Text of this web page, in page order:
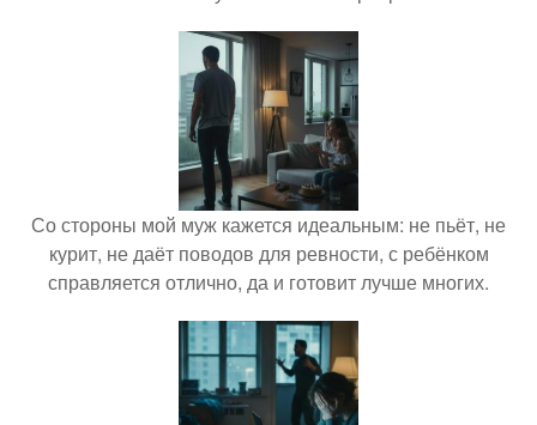
Со стороны мой муж кажется идеальным: не пьёт, не
курит, не даёт поводов для ревности, с ребёнком
справляется отлично, да и готовит лучше многих.